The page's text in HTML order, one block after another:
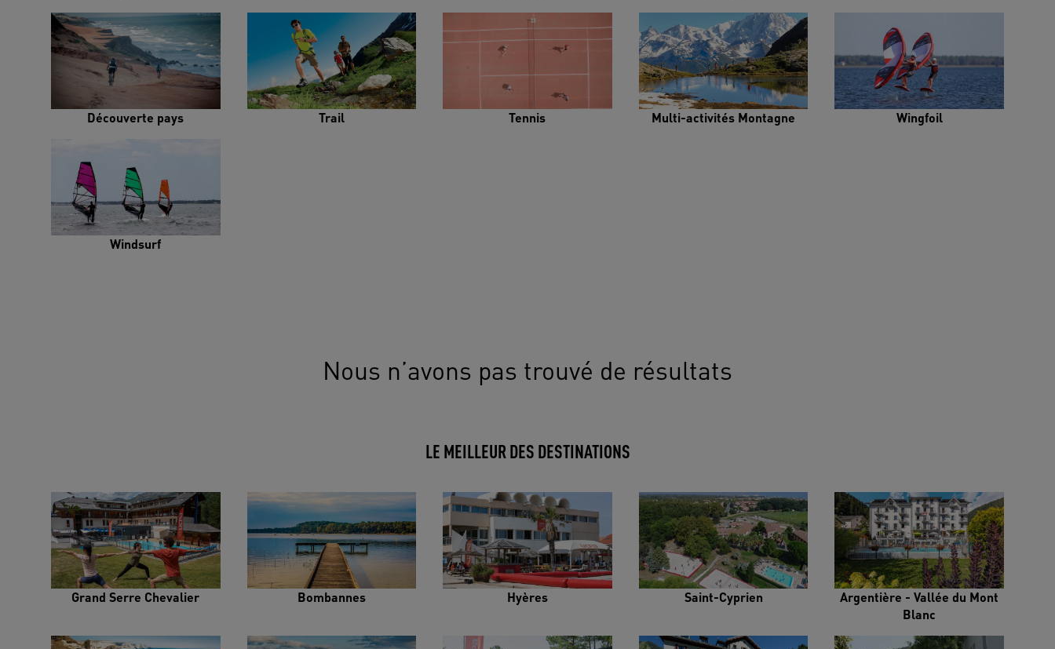
Découverte pays Trail Tennis Multi-activités Montagne Wingfoil
Windsurf
Nous n’avons pas trouvé de résultats
LE MEILLEUR DES DESTINATIONS
Grand Serre Chevalier Bombannes Hyères Saint-Cyprien
Argentière - Vallée du Mont
Blanc